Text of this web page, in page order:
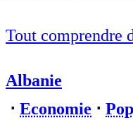
Tout comprendre
Albanie
⋅ Economie ⋅